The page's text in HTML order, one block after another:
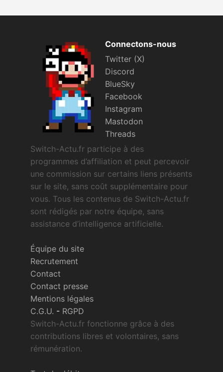
Connectons-nous
Twitter (X)
Discord
BlueSky
Facebook
Instagram
Mastodon
Threads
Switch-Actu.fr participe à des
programmes d’affiliation et peut percevoir
une commission sur certains liens présents
sur le site, sans coût supplémentaire pour
vous. Tous les contenus de Switch-Actu.fr
sont rédigés par notre équipe, sans
assistance d’intelligence artificielle.
Équipe du site
Recrutement
Contact
Contact presse
Mentions légales
C.G.U. - RGPD
Switch-Actu.fr fonctionne grâce à des
contributions libres et volontaires, sans
rémunération.